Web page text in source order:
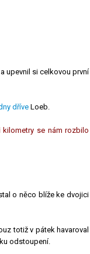
upevnil si celkovou první
dříve Loeb.
se nám rozbilo
o něco blíže ke dvojici
totiž v pátek havaroval
odstoupení.